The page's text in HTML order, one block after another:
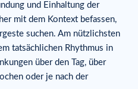
und Einhaltung der
mit dem Kontext befassen,
suchen. Am nützlichsten
tatsächlichen Rhythmus in
über den Tag, über
oder je nach der